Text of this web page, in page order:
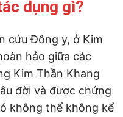
dụng gì?
cứu Đông y, ở Kim
hảo giữa các
Kim Thần Khang
đời và được chứng
không thể không kể